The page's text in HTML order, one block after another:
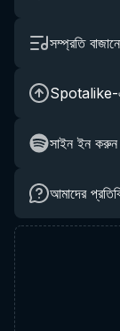
সম্প্রতি
Spotalike-এ
সাইন ইন
আমাদের